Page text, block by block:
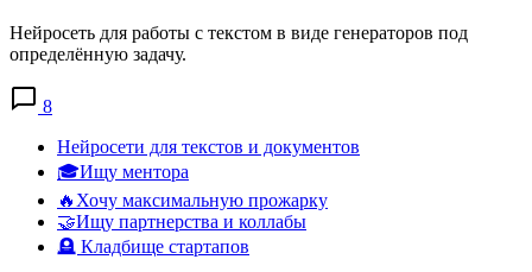
Нейросеть для работы с текстом в виде генераторов под
определённую задачу.
8
Нейросети для текстов и документов
🎓Ищу ментора
🔥Хочу максимальную прожарку
🤝Ищу партнерства и коллабы
🪦 Кладбище стартапов